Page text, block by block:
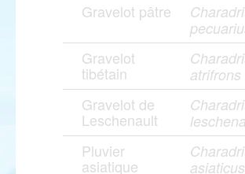
Gravelot pâtre
Gravelot
tibétain
atrifrons
Gravelot de
Leschenault
Pluvier
asiatique
asiaticus